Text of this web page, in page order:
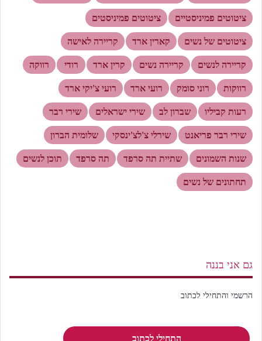
ציטוטים פמיניסטיים ציטוטים פמיניסטים
ציטוטים של נשים קארין ארד קריירה לאישה
קריירה לנשים קריירה נשים קרין ארד רודי רווקה
רווקות רוני סומק רועי ארד רועי צ'יקי ארד
רעות קביליו שברון לב שירי ישראלים שירי רבר
שירי רבר פריאנט שירלי צ'לצ'ינסקי שלומית הברון
שנות השמונים שתיית תה סרפד תה סרפד תוכן לנשים
תחתונים של נשים
גם אני בננה
הרשמי והתחילי לכתוב
התחילי לכתוב